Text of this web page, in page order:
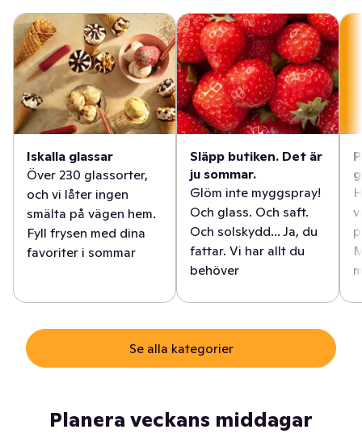
Iskalla glassar
Över 230 glassorter,
och vi låter ingen
smälta på vägen hem.
Fyll frysen med dina
favoriter i sommar
Släpp butiken. Det är
ju sommar.
Glöm inte myggspray!
Och glass. Och saft.
Och solskydd... Ja, du
fattar. Vi har allt du
behöver
Se alla kategorier
Planera veckans middagar